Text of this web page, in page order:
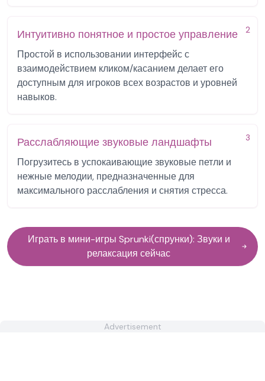
2
Интуитивно понятное и простое управление
Простой в использовании интерфейс с
взаимодействием кликом/касанием делает его
доступным для игроков всех возрастов и уровней
навыков.
3
Расслабляющие звуковые ландшафты
Погрузитесь в успокаивающие звуковые петли и
нежные мелодии, предназначенные для
максимального расслабления и снятия стресса.
Играть в мини-игры Sprunki(спрунки): Звуки и
релаксация сейчас
Advertisement